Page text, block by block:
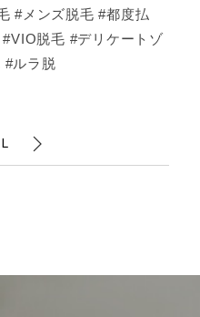
#メンズ脱毛 #都度払
脱毛 #デリケートゾ
#ルラ脱